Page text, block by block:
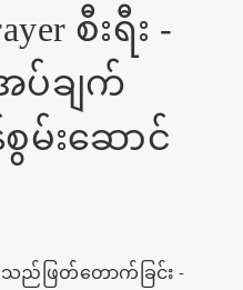
စီးရီး -
ပ်ချက်
းဆောင်
ားသည်ဖြတ်တောက်ခြင်း -